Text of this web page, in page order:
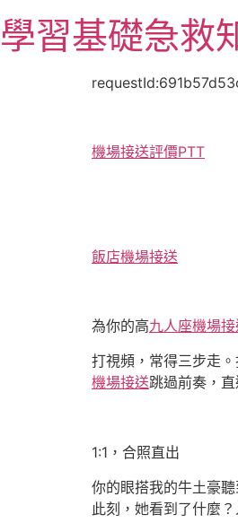
至
主
學習基礎急救
機場接送評價PTT
飯店機場接送
為你的高九人座機場接
打視頻，常得三步走
機場接送跳過前奏，
1:1，合照直出
你的眼搭我的牛土豪
此刻，她看到了什麼